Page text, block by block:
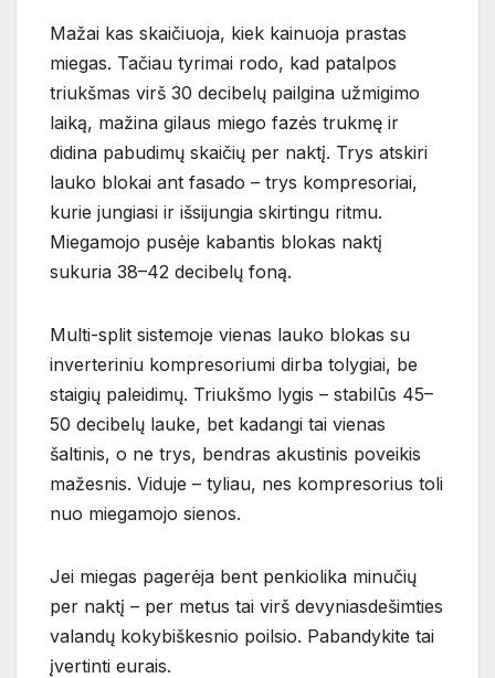
Mažai kas skaičiuoja, kiek kainuoja prastas
miegas. Tačiau tyrimai rodo, kad patalpos
triukšmas virš 30 decibelų pailgina užmigimo
laiką, mažina gilaus miego fazės trukmę ir
didina pabudimų skaičių per naktį. Trys atskiri
lauko blokai ant fasado – trys kompresoriai,
kurie jungiasi ir išsijungia skirtingu ritmu.
Miegamojo pusėje kabantis blokas naktį
sukuria 38–42 decibelų foną.
Multi-split sistemoje vienas lauko blokas su
inverteriniu kompresoriumi dirba tolygiai, be
staigių paleidimų. Triukšmo lygis – stabilūs 45–
50 decibelų lauke, bet kadangi tai vienas
šaltinis, o ne trys, bendras akustinis poveikis
mažesnis. Viduje – tyliau, nes kompresorius toli
nuo miegamojo sienos.
Jei miegas pagerėja bent penkiolika minučių
per naktį – per metus tai virš devyniasdešimties
valandų kokybiškesnio poilsio. Pabandykite tai
įvertinti eurais.